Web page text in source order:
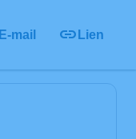
E-mail Lien